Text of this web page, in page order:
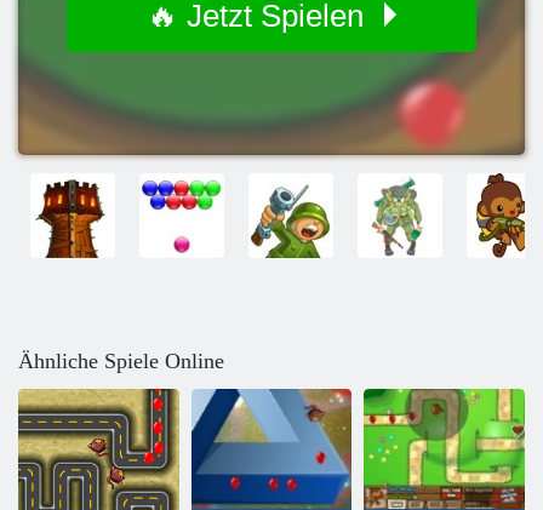
🔥 Jetzt Spielen
Ähnliche Spiele Online